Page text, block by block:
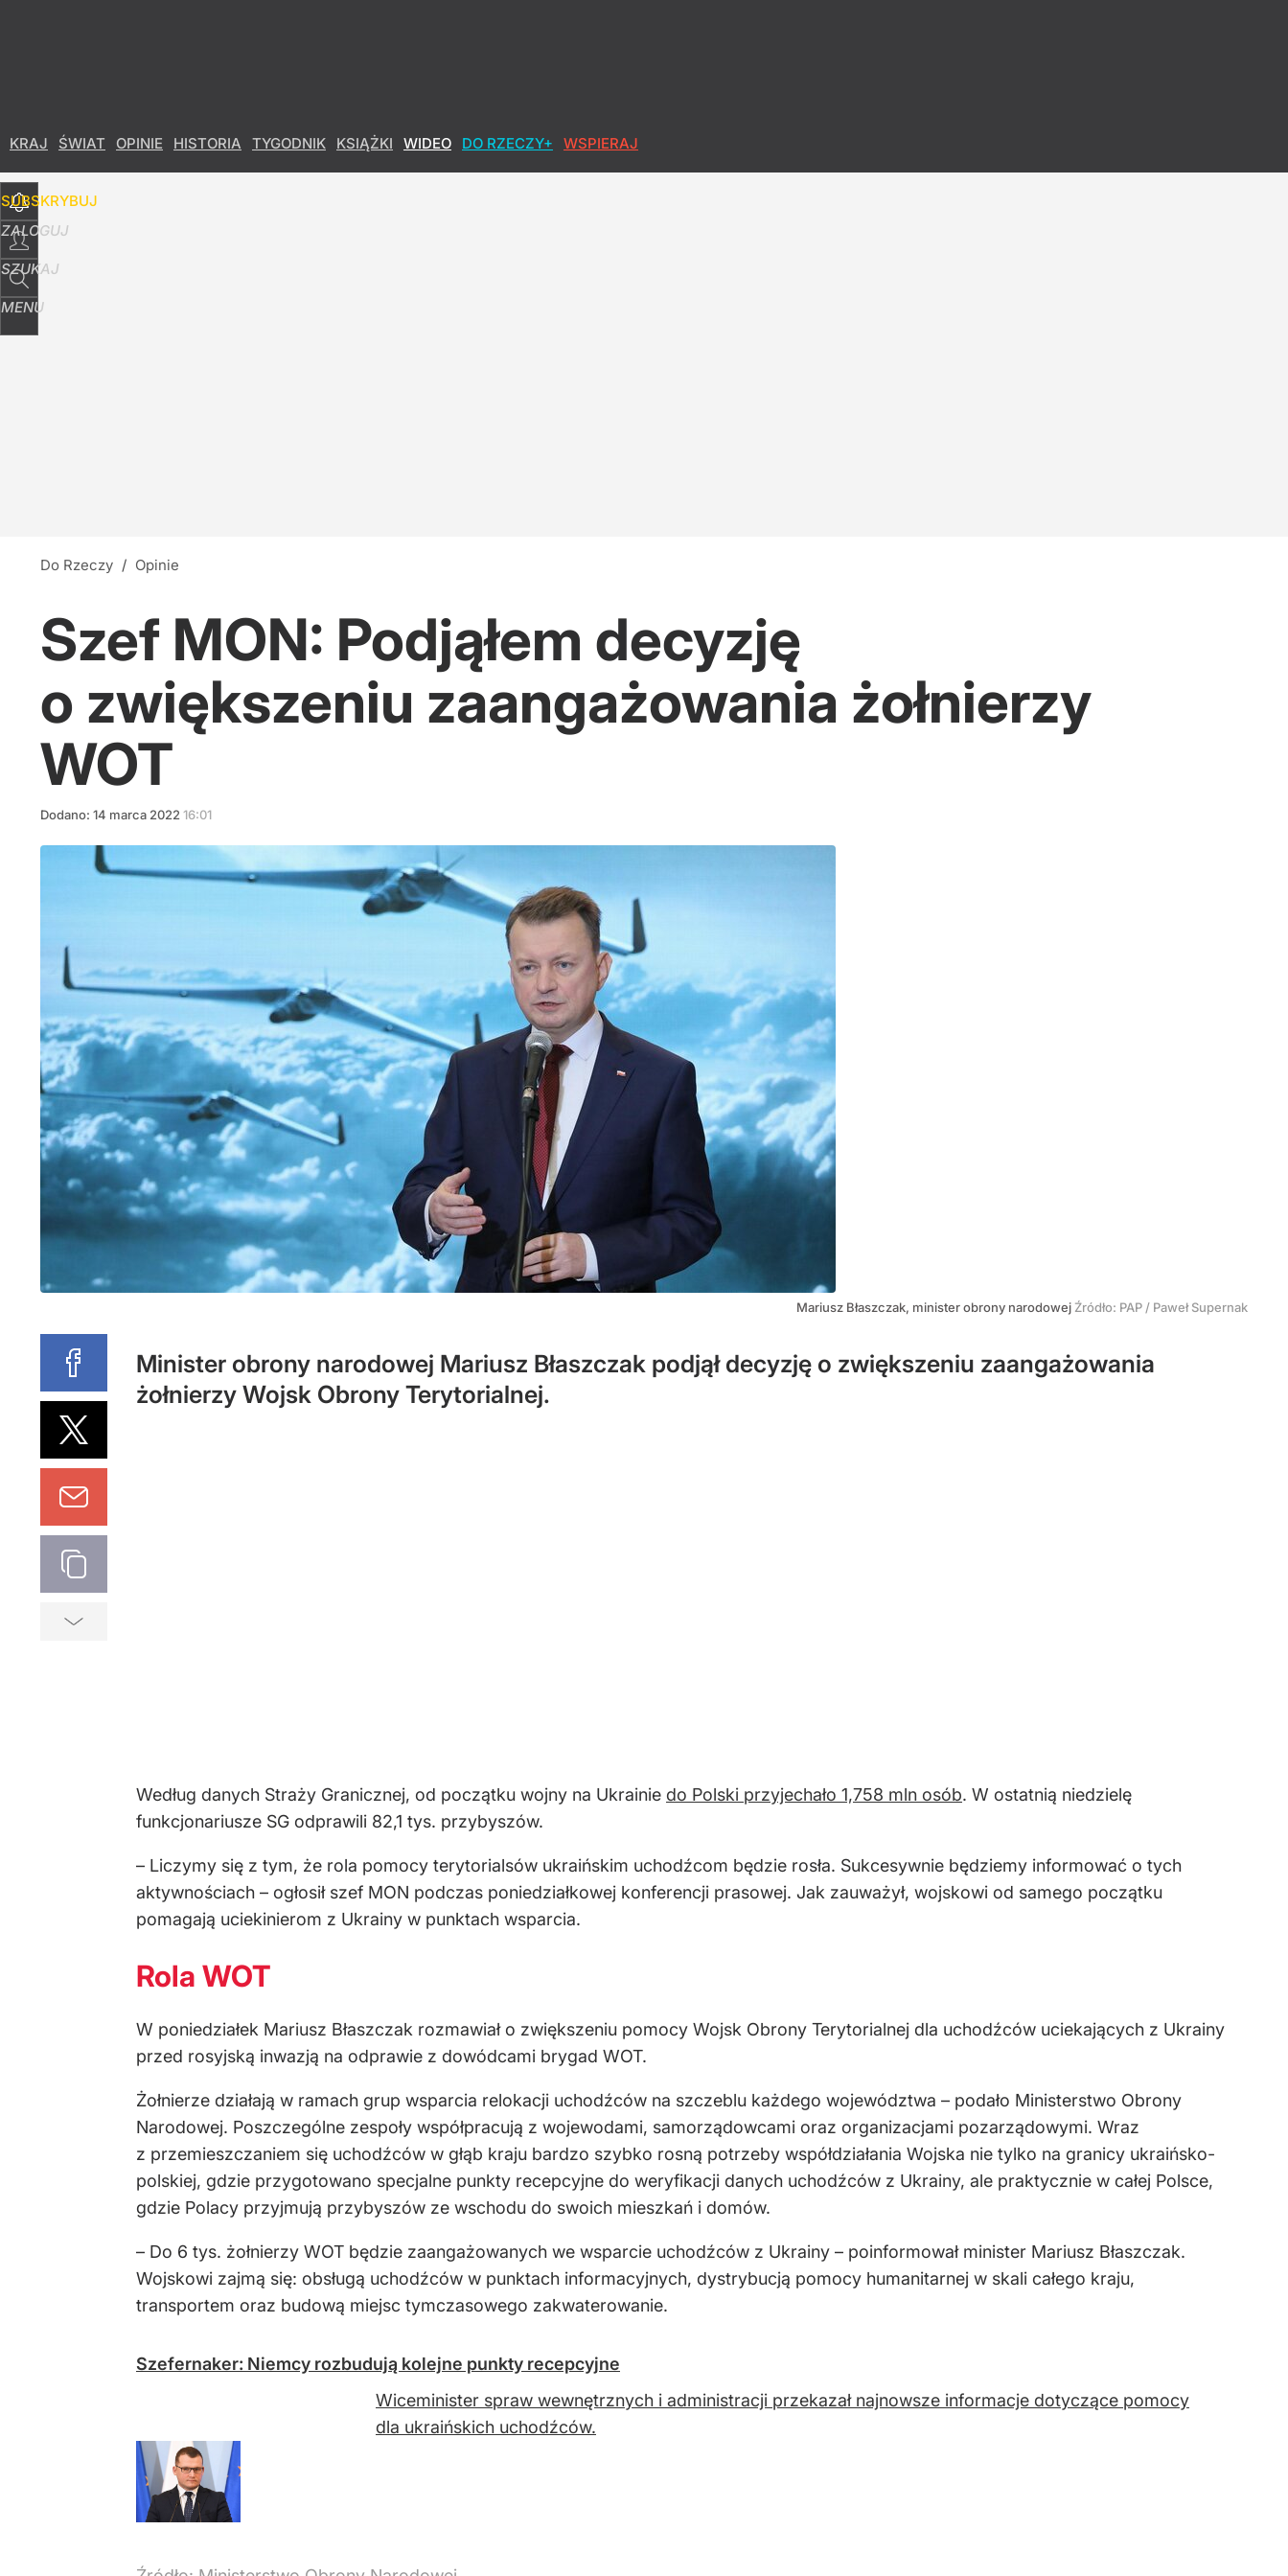
KRAJ ŚWIAT OPINIE HISTORIA TYGODNIK KSIĄŻKI WIDEO DO RZECZY+ WSPIERAJ
SUBSKRYBUJ
ZALOGUJ
SZUKAJ
MENU
Do Rzeczy / Opinie
Szef MON: Podjąłem decyzję
o zwiększeniu zaangażowania żołnierzy
WOT
Dodano: 14 marca 2022 16:01
Mariusz Błaszczak, minister obrony narodowej Źródło: PAP / Paweł Supernak
Minister obrony narodowej Mariusz Błaszczak podjął decyzję o zwiększeniu zaangażowania
żołnierzy Wojsk Obrony Terytorialnej.
Według danych Straży Granicznej, od początku wojny na Ukrainie do Polski przyjechało 1,758 mln osób. W ostatnią niedzielę
funkcjonariusze SG odprawili 82,1 tys. przybyszów.
– Liczymy się z tym, że rola pomocy terytorialsów ukraińskim uchodźcom będzie rosła. Sukcesywnie będziemy informować o tych
aktywnościach – ogłosił szef MON podczas poniedziałkowej konferencji prasowej. Jak zauważył, wojskowi od samego początku
pomagają uciekinierom z Ukrainy w punktach wsparcia.
Rola WOT
W poniedziałek Mariusz Błaszczak rozmawiał o zwiększeniu pomocy Wojsk Obrony Terytorialnej dla uchodźców uciekających z Ukrainy
przed rosyjską inwazją na odprawie z dowódcami brygad WOT.
Żołnierze działają w ramach grup wsparcia relokacji uchodźców na szczeblu każdego województwa – podało Ministerstwo Obrony
Narodowej. Poszczególne zespoły współpracują z wojewodami, samorządowcami oraz organizacjami pozarządowymi. Wraz
z przemieszczaniem się uchodźców w głąb kraju bardzo szybko rosną potrzeby współdziałania Wojska nie tylko na granicy ukraińsko-
polskiej, gdzie przygotowano specjalne punkty recepcyjne do weryfikacji danych uchodźców z Ukrainy, ale praktycznie w całej Polsce,
gdzie Polacy przyjmują przybyszów ze wschodu do swoich mieszkań i domów.
– Do 6 tys. żołnierzy WOT będzie zaangażowanych we wsparcie uchodźców z Ukrainy – poinformował minister Mariusz Błaszczak.
Wojskowi zajmą się: obsługą uchodźców w punktach informacyjnych, dystrybucją pomocy humanitarnej w skali całego kraju,
transportem oraz budową miejsc tymczasowego zakwaterowanie.
Szefernaker: Niemcy rozbudują kolejne punkty recepcyjne
Wiceminister spraw wewnętrznych i administracji przekazał najnowsze informacje dotyczące pomocy
dla ukraińskich uchodźców.